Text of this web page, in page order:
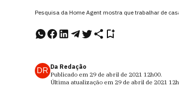
Pesquisa da Home Agent mostra que trabalhar de
DR Da Redação
Publicado em 29 de abril de 2021 12h00.
Última atualização em 29 de abril de 2021